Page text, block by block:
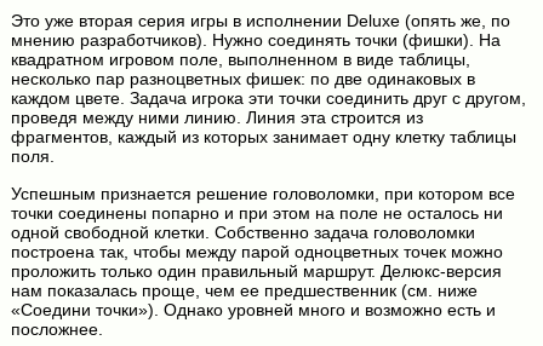
Это уже вторая серия игры в исполнении Deluxe (опять же, по
мнению разработчиков). Нужно соединять точки (фишки). На
квадратном игровом поле, выполненном в виде таблицы,
несколько пар разноцветных фишек: по две одинаковых в
каждом цвете. Задача игрока эти точки соединить друг с другом,
проведя между ними линию. Линия эта строится из
фрагментов, каждый из которых занимает одну клетку таблицы
поля.
Успешным признается решение головоломки, при котором все
точки соединены попарно и при этом на поле не осталось ни
одной свободной клетки. Собственно задача головоломки
построена так, чтобы между парой одноцветных точек можно
проложить только один правильный маршрут. Делюкс-версия
нам показалась проще, чем ее предшественник (см. ниже
«Соедини точки»). Однако уровней много и возможно есть и
посложнее.